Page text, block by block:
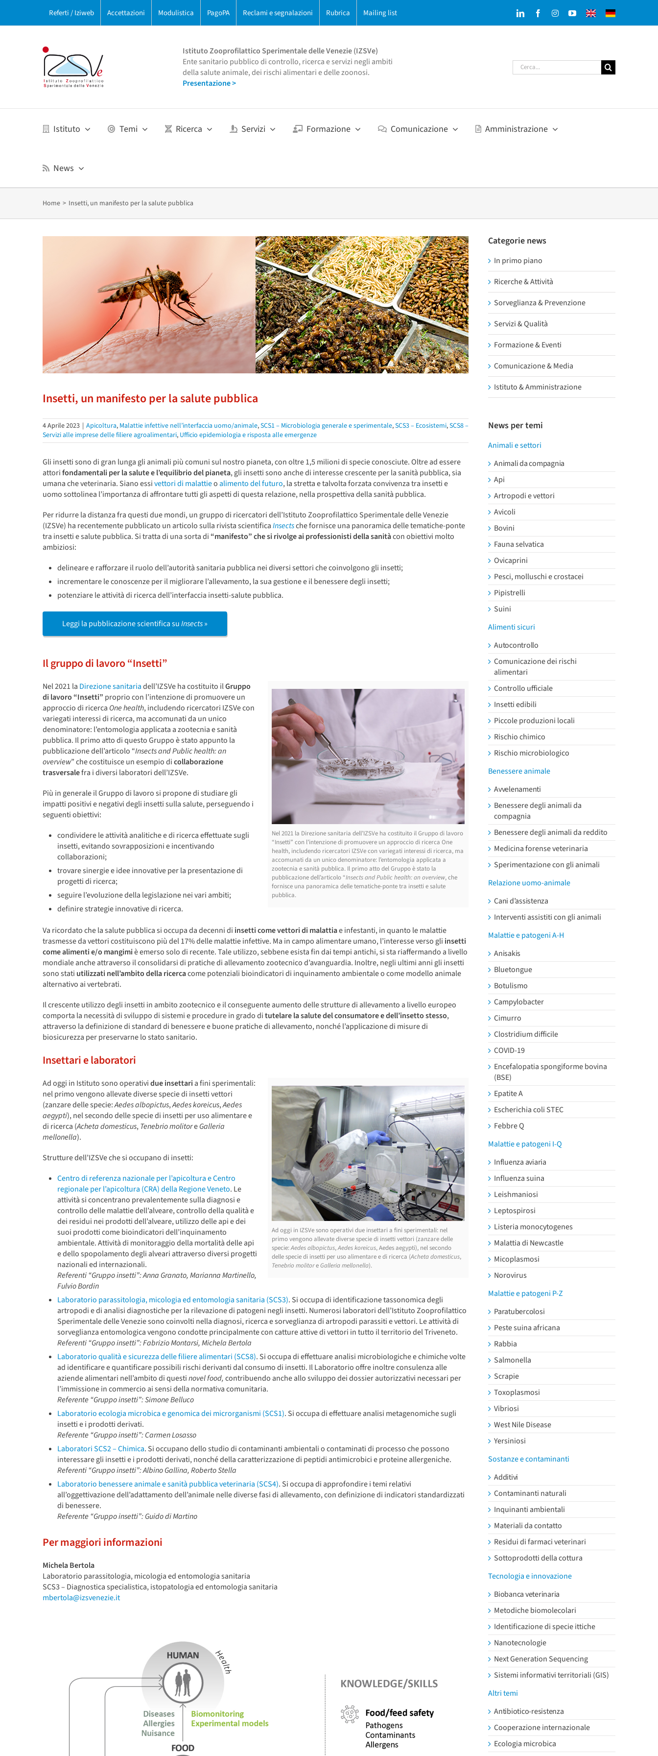
contenuto
Referti / Iziweb Accettazioni Modulistica PagoPA Reclami e segnalazioni Rubrica Mailing list LinkedInFacebookInstagramYouTube
EnglishDeutsch
Istituto Zooprofilattico Sperimentale delle Venezie (IZSVe)
Ente sanitario pubblico di controllo, ricerca e servizi negli ambiti
della salute animale, dei rischi alimentari e delle zoonosi.
Presentazione >
Cerca
per:
Istituto Temi Ricerca Servizi Formazione Comunicazione Amministrazione
News
Home Insetti, un manifesto per la salute pubblica
Insetti, un manifesto per la salute pubblica
4 Aprile 2023 | Apicoltura, Malattie infettive nell’interfaccia uomo/animale,SCS1 – Microbiologia generale e sperimentale,SCS3 – Ecosistemi,SCS8 –
Servizi alle imprese delle filiere agroalimentari, Ufficio epidemiologia e risposta alle emergenze
Gli insetti sono di gran lunga gli animali più comuni sul nostro pianeta, con oltre 1,5 milioni di specie conosciute. Oltre ad essere
attorifondamentali per la salute e l’equilibrio del pianeta, gli insetti sono anche di interesse crescente per la sanità pubblica, sia
umana che veterinaria. Siano essivettori di malattieoalimento del futuro, la stretta e talvolta forzata convivenza tra insetti e
uomo sottolinea l’importanza di affrontare tutti gli aspetti di questa relazione, nella prospettiva della sanità pubblica.
Per ridurre la distanza fra questi due mondi, un gruppo di ricercatori dell’Istituto Zooprofilattico Sperimentale delle Venezie
(IZSVe) ha recentemente pubblicato un articolo sulla rivista scientificaInsectsche fornisce una panoramica delle tematiche-ponte
tra insetti e salute pubblica. Si tratta di una sorta di “manifesto” che si rivolge ai professionisti della sanitàcon obiettivi molto
ambiziosi:
delineare e rafforzare il ruolo dell’autorità sanitaria pubblica nei diversi settori che coinvolgono gli insetti;
incrementare le conoscenze per il migliorare l’allevamento, la sua gestione e il benessere degli insetti;
potenziare le attività di ricerca dell’interfaccia insetti-salute pubblica.
Leggi la pubblicazione scientifica suInsects»
Il gruppo di lavoro “Insetti”
Nel 2021 la Direzione sanitaria dell’IZSVe ha costituito il Gruppo di lavoro
“Insetti” con l’intenzione di promuovere un approccio di ricerca One
health, includendo ricercatori IZSVe con variegati interessi di ricerca, ma
accomunati da un unico denominatore: l’entomologia applicata a
zootecnia e sanità pubblica. Il primo atto del Gruppo è stato la
pubblicazione dell’articolo “Insects and Public health: an overview, che
fornisce una panoramica delle tematiche-ponte tra insetti e salute
pubblica.
Nel 2021 la Direzione sanitariadell’IZSVe ha costituito ilGruppo
di lavoro “Insetti” proprio con l’intenzione di promuovere un
approccio di ricerca One health, includendo ricercatori IZSVe con
variegati interessi di ricerca, ma accomunati da un unico
denominatore: l’entomologia applicata a zootecnia e sanità
pubblica. Il primo atto di questo Gruppo è stato appunto la
pubblicazione dell’articolo “Insects and Public health: an
overview” che costituisce un esempio dicollaborazione
trasversalefra i diversi laboratori dell’IZSVe.
Più in generale il Gruppo di lavoro si propone di studiare gli
impatti positivi e negativi degli insetti sulla salute, perseguendo i
seguenti obiettivi:
condividere le attività analitiche e di ricerca effettuate sugli
insetti, evitando sovrapposizioni e incentivando
collaborazioni;
trovare sinergie e idee innovative per la presentazione di
progetti di ricerca;
seguire l’evoluzione della legislazione nei vari ambiti;
definire strategie innovative di ricerca.
Va ricordato che la salute pubblica si occupa da decenni di insetti come vettori di malattiae infestanti, in quanto le malattie
trasmesse da vettori costituiscono più del 17% delle malattie infettive. Ma in campo alimentare umano, l’interesse verso gli insetti
come alimenti e/o mangimiè emerso solo di recente. Tale utilizzo, sebbene esista fin dai tempi antichi, si sta riaffermando a livello
mondiale anche attraverso il consolidarsi di pratiche di allevamento zootecnico d’avanguardia. Inoltre, negli ultimi anni gli insetti
sono stati utilizzati nell’ambito della ricercacome potenziali bioindicatori di inquinamento ambientale o come modello animale
alternativo ai vertebrati.
Il crescente utilizzo degli insetti in ambito zootecnico e il conseguente aumento delle strutture di allevamento a livello europeo
comporta la necessità di sviluppo di sistemi e procedure in grado ditutelare la salute del consumatore e dell’insetto stesso,
attraverso la definizione di standard di benessere e buone pratiche di allevamento, nonché l’applicazione di misure di
biosicurezza per preservarne lo stato sanitario.
Insettari e laboratori
Ad oggi in IZSVe sono operativi due insettari a fini sperimentali: nel
primo vengono allevate diverse specie di insetti vettori (zanzare delle
specie:Aedes albopictus,Aedes koreicus, Aedes aegypti), nel secondo
delle specie di insetti per uso alimentare e di ricerca (Acheta domesticus,
Tenebrio molitoreGalleria mellonella).
Ad oggi in Istituto sono operatividue insettari a fini sperimentali:
nel primo vengono allevate diverse specie di insetti vettori
(zanzare delle specie:Aedes albopictus,Aedes koreicus,Aedes
aegypti), nel secondo delle specie di insetti per uso alimentare e
di ricerca (Acheta domesticus,Tenebrio molitoreGalleria
mellonella).
Strutture dell’IZSVe che si occupano di insetti:
Centro di referenza nazionale per l’apicoltura e Centro
regionale per l’apicoltura (CRA) della Regione Veneto. Le
attività si concentrano prevalentemente sulla diagnosi e
controllo delle malattie dell’alveare, controllo della qualità e
dei residui nei prodotti dell’alveare, utilizzo delle api e dei
suoi prodotti come bioindicatori dell’inquinamento
ambientale. Attività di monitoraggio della mortalità delle api
e dello spopolamento degli alveari attraverso diversi progetti
nazionali ed internazionali.
Referenti “Gruppo insetti”: Anna Granato, Marianna Martinello,
Fulvio Bordin
Laboratorio parassitologia, micologia ed entomologia sanitaria (SCS3). Si occupa di identificazione tassonomica degli
artropodi e di analisi diagnostiche per la rilevazione di patogeni negli insetti. Numerosi laboratori dell’Istituto Zooprofilattico
Sperimentale delle Venezie sono coinvolti nella diagnosi, ricerca e sorveglianza di artropodi parassiti e vettori. Le attività di
sorveglianza entomologica vengono condotte principalmente con catture attive di vettori in tutto il territorio del Triveneto.
Referenti “Gruppo insetti”: Fabrizio Montarsi, Michela Bertola
Laboratorio qualità e sicurezza delle filiere alimentari (SCS8). Si occupa di effettuare analisi microbiologiche e chimiche volte
ad identificare e quantificare possibili rischi derivanti dal consumo di insetti. Il Laboratorio offre inoltre consulenza alle
aziende alimentari nell’ambito di questinovel food,contribuendo anche allo sviluppo dei dossier autorizzativi necessari per
l’immissione in commercio ai sensi della normativa comunitaria.
Referente “Gruppo insetti”: Simone Belluco
Laboratorio ecologia microbica e genomica dei microrganismi (SCS1). Si occupa di effettuare analisi metagenomiche sugli
insetti e i prodotti derivati.
Referente “Gruppo insetti”: Carmen Losasso
Laboratori SCS2 – Chimica. Si occupano dello studio di contaminanti ambientali o contaminati di processo che possono
interessare gli insetti e i prodotti derivati, nonché della caratterizzazione di peptidi antimicrobici e proteine allergeniche.
Referenti “Gruppo insetti”: Albino Gallina, Roberto Stella
Laboratorio benessere animale e sanità pubblica veterinaria (SCS4). Si occupa di approfondire i temi relativi
all’oggettivazione dell’adattamento dell’animale nelle diverse fasi di allevamento, con definizione di indicatori standardizzati
di benessere.
Referente “Gruppo insetti”: Guido di Martino
Per maggiori informazioni
Michela Bertola
Laboratorio parassitologia, micologia ed entomologia sanitaria
SCS3 – Diagnostica specialistica, istopatologia ed entomologia sanitaria
mbertola@izsvenezie.it
Categorie news
In primo piano
Ricerche & Attività
Sorveglianza & Prevenzione
Servizi & Qualità
Formazione & Eventi
Comunicazione & Media
Istituto & Amministrazione
News per temi
Animali e settori
Animali da compagnia
Api
Artropodi e vettori
Avicoli
Bovini
Fauna selvatica
Ovicaprini
Pesci, molluschi e crostacei
Pipistrelli
Suini
Alimenti sicuri
Autocontrollo
Comunicazione dei rischi
alimentari
Controllo ufficiale
Insetti edibili
Piccole produzioni locali
Rischio chimico
Rischio microbiologico
Benessere animale
Avvelenamenti
Benessere degli animali da
compagnia
Benessere degli animali da reddito
Medicina forense veterinaria
Sperimentazione con gli animali
Relazione uomo-animale
Cani d’assistenza
Interventi assistiti con gli animali
Malattie e patogeni A-H
Anisakis
Bluetongue
Botulismo
Campylobacter
Cimurro
Clostridium difficile
COVID-19
Encefalopatia spongiforme bovina
(BSE)
Epatite A
Escherichia coli STEC
Febbre Q
Malattie e patogeni I-Q
Influenza aviaria
Influenza suina
Leishmaniosi
Leptospirosi
Listeria monocytogenes
Malattia di Newcastle
Micoplasmosi
Norovirus
Malattie e patogeni P-Z
Paratubercolosi
Peste suina africana
Rabbia
Salmonella
Scrapie
Toxoplasmosi
Vibriosi
West Nile Disease
Yersiniosi
Sostanze e contaminanti
Additivi
Contaminanti naturali
Inquinanti ambientali
Materiali da contatto
Residui di farmaci veterinari
Sottoprodotti della cottura
Tecnologia e innovazione
Biobanca veterinaria
Metodiche biomolecolari
Identificazione di specie ittiche
Nanotecnologie
Next Generation Sequencing
Sistemi informativi territoriali (GIS)
Altri temi
Antibiotico-resistenza
Cooperazione internazionale
Ecologia microbica